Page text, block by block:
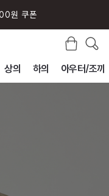
원 쿠폰
상의 하의 아우터/조끼